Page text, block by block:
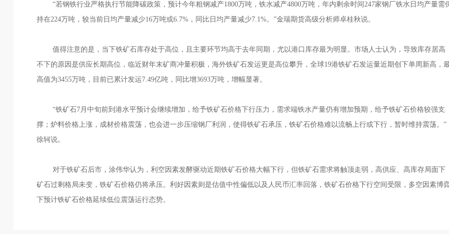
“若钢铁行业严格执行节能降碳政策，预计今年粗钢减产1800万吨，铁水减产4800万吨，年内剩余时间247家钢厂铁水日均产量需
持在224万吨，较当前日均产量减少16万吨或6.7%，同比日均产量减少7.1%。”金瑞期货高级分析师卓桂秋说。
值得注意的是，当下铁矿石库存处于高位，且主要环节均高于去年同期，尤以港口库存最为明显。市场人士认为，导致库存居高
不下的原因是供应长期高位，临近财年末矿商冲量积极，海外铁矿石发运更是高位攀升，全球19港铁矿石发运量近期创下单周新高，
高值为3455万吨，目前已累计发运7.49亿吨，同比增3693万吨，增幅显著。
“铁矿石7月中旬前到港水平预计会继续增加，给予铁矿石价格下行压力，需求端铁水产量仍有增加预期，给予铁矿石价格较强支
撑；炉料价格上涨，成材价格震荡，也会进一步压缩钢厂利润，使得铁矿石承压，铁矿石价格难以流畅上行或下行，暂时维持震荡。”
徐轲说。
对于铁矿石后市，涂伟华认为，利空因素发酵驱动近期铁矿石价格大幅下行，但铁矿石需求将触顶走弱，高供应、高库存局面下
矿石过剩格局未变，铁矿石价格仍将承压。利好因素则是估值中性偏低以及人民币汇率回落，铁矿石价格下行空间受限，多空因素博
下预计铁矿石价格延续低位震荡运行态势。